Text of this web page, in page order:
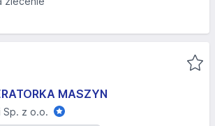
MASZYN
Sp. z o.o.